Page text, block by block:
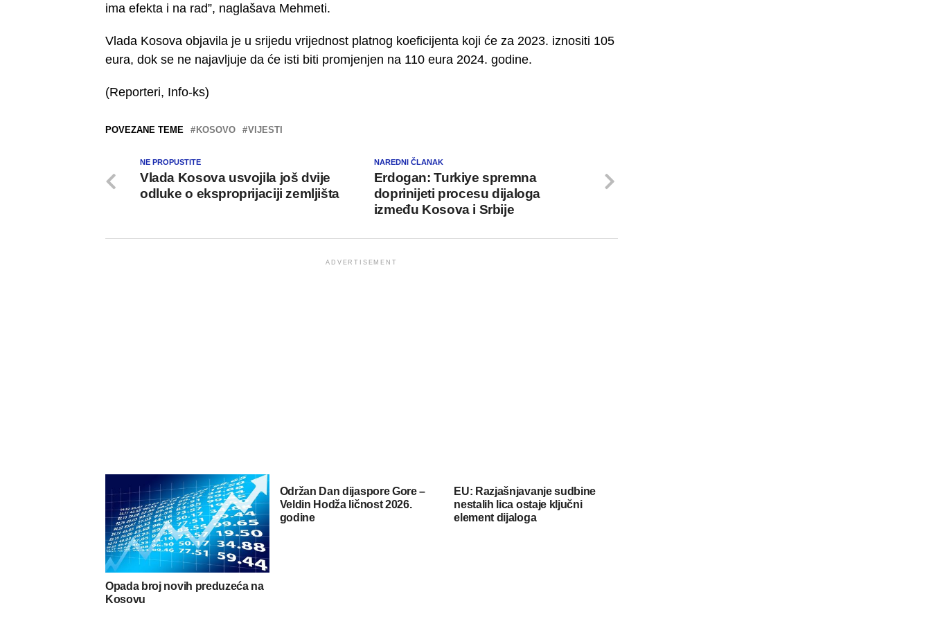
ima efekta i na rad”, naglašava Mehmeti.
Vlada Kosova objavila je u srijedu vrijednost platnog koeficijenta koji će za 2023. iznositi 105
eura, dok se ne najavljuje da će isti biti promjenjen na 110 eura 2024. godine.
(Reporteri, Info-ks)
POVEZANE TEME KOSOVO VIJESTI
NAREDNI ČLANAK
Erdogan: Turkiye spremna
doprinijeti procesu dijaloga
između Kosova i Srbije
NE PROPUSTITE
Vlada Kosova usvojila još dvije
odluke o eksproprijaciji zemljišta
ADVERTISEMENT
Opada broj novih preduzeća na
Kosovu
Održan Dan dijaspore Gore –
Veldin Hodža ličnost 2026.
godine
EU: Razjašnjavanje sudbine
nestalih lica ostaje ključni
element dijaloga